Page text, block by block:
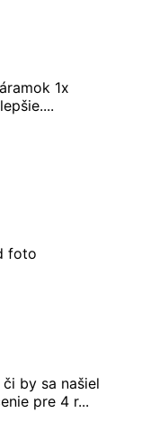
1x
foto
by sa našiel
pre 4 r...